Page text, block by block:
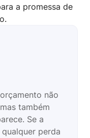
a promessa de
não
também
Se a
perda